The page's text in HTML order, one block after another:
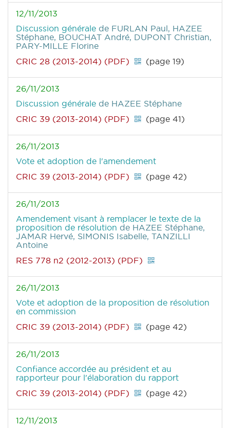
12/11/2013
Discussion générale de FURLAN Paul, HAZEE
Stéphane, BOUCHAT André, DUPONT Christian,
PARY-MILLE Florine
CRIC 28 (2013-2014) (PDF)
(page 19)
26/11/2013
Discussion générale de HAZEE Stéphane
CRIC 39 (2013-2014) (PDF)
(page 41)
26/11/2013
Vote et adoption de l'amendement
CRIC 39 (2013-2014) (PDF)
(page 42)
26/11/2013
Amendement visant à remplacer le texte de la
proposition de résolution de HAZEE Stéphane,
JAMAR Hervé, SIMONIS Isabelle, TANZILLI
Antoine
RES 778 n2 (2012-2013) (PDF)
26/11/2013
Vote et adoption de la proposition de résolution
en commission
CRIC 39 (2013-2014) (PDF)
(page 42)
26/11/2013
Confiance accordée au président et au
rapporteur pour l'élaboration du rapport
CRIC 39 (2013-2014) (PDF)
(page 42)
12/11/2013